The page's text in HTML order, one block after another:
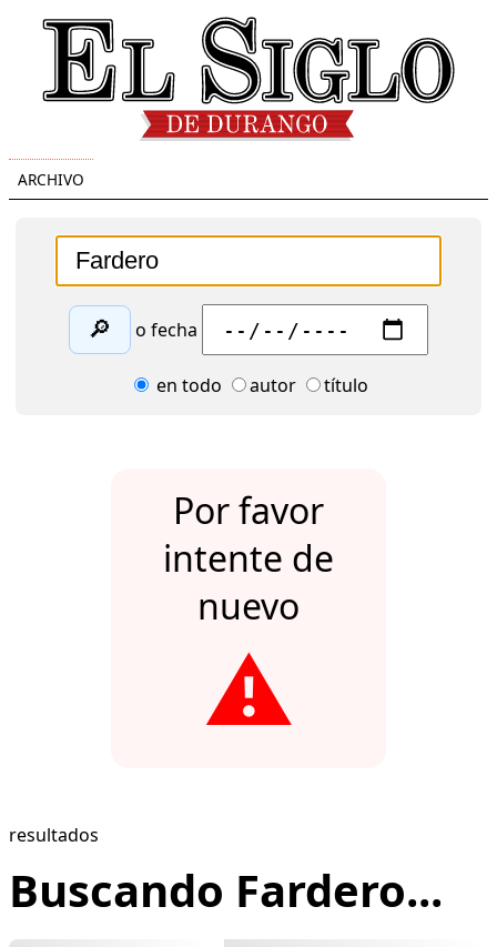
ARCHIVO
🔎 o fecha
en todo autor título
Por favor
intente de
nuevo
⚠️
resultados
Buscando Fardero...